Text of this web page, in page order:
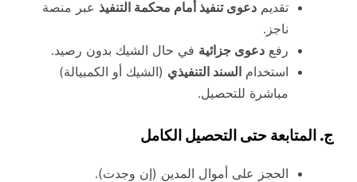
تقديم دعوى تنفيذ أمام محكمة التنفيذ عبر منصة
ناجز.
رفع دعوى جزائية في حال الشيك بدون رصيد.
استخدام السند التنفيذي (الشيك أو الكمبيالة)
مباشرة للتحصيل.
ج. المتابعة حتى التحصيل الكامل
الحجز على أموال المدين (إن وجدت).